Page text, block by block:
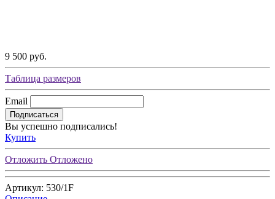
9 500 руб.
Таблица размеров
Email
Подписаться
Вы успешно подписались!
Купить
Отложить Отложено
Артикул: 530/1F